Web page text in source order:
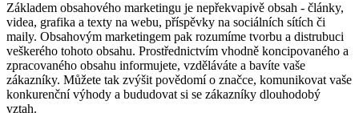
Základem obsahového marketingu je nepřekvapivě obsah - články,
videa, grafika a texty na webu, příspěvky na sociálních sítích či
maily. Obsahovým marketingem pak rozumíme tvorbu a distrubuci
veškerého tohoto obsahu. Prostřednictvím vhodně koncipovaného a
zpracovaného obsahu informujete, vzděláváte a bavíte vaše
zákazníky. Můžete tak zvýšit povědomí o značce, komunikovat vaše
konkurenční výhody a bududovat si se zákazníky dlouhodobý
vztah.